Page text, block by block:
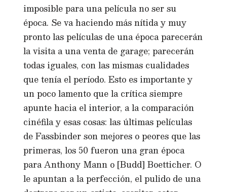
imposible para una película no ser su
época. Se va haciendo más nítida y muy
pronto las películas de una época parecerán
la visita a una venta de garage; parecerán
todas iguales, con las mismas cualidades
que tenía el período. Esto es importante y
un poco lamento que la crítica siempre
apunte hacia el interior, a la comparación
cinéfila y esas cosas: las últimas películas
de Fassbinder son mejores o peores que las
primeras, los 50 fueron una gran época
para Anthony Mann o [Budd] Boetticher. O
le apuntan a la perfección, el pulido de una